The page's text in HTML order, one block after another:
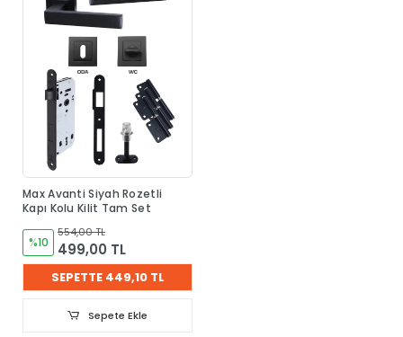
Max Avanti Siyah Rozetli
Kapı Kolu Kilit Tam Set
%10
554,00 TL
499,00 TL
SEPETTE 449,10 TL
Sepete Ekle